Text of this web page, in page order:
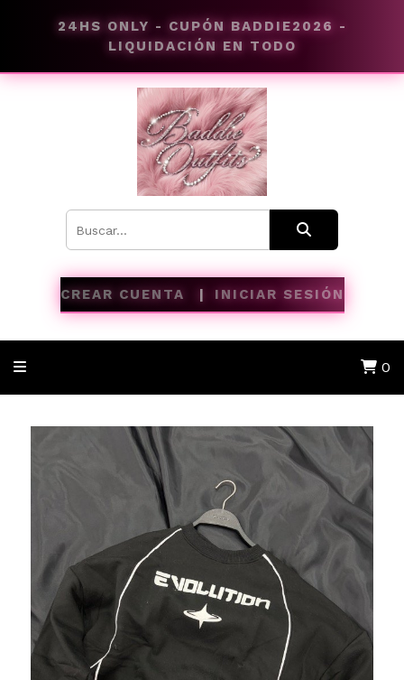
24HS ONLY - CUPÓN BADDIE2026 -
LIQUIDACIÓN EN TODO
CREAR CUENTA INICIAR SESIÓN
0